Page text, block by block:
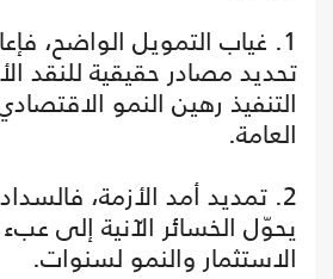
1. غياب التمويل الواضح،
تحديد مصادر حقيقية للنقد
التنفيذ رهين النمو
العامة.
2. تمديد أمد الأزمة،
يحوّل الخسائر الآنية إلى
الاستثمار والنمو لسنوات.